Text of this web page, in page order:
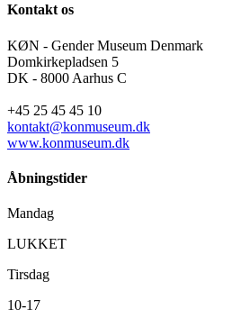
Kontakt os
KØN - Gender Museum Denmark
Domkirkepladsen 5
DK - 8000 Aarhus C
+45 25 45 45 10
kontakt@konmuseum.dk
www.konmuseum.dk
Åbningstider
Mandag
LUKKET
Tirsdag
10-17